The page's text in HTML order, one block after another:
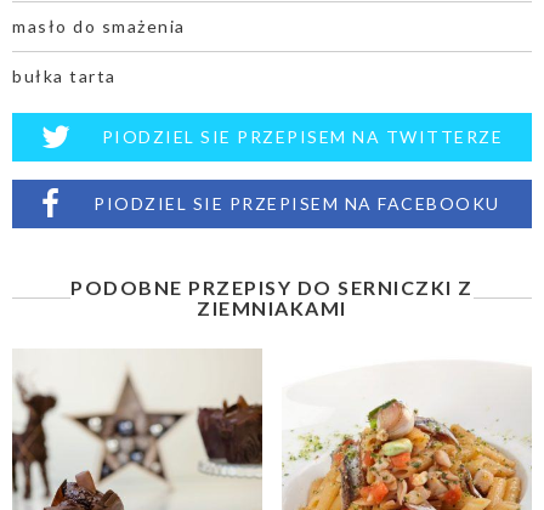
masło do smażenia
bułka tarta
PIODZIEL SIE PRZEPISEM NA TWITTERZE
PIODZIEL SIE PRZEPISEM NA FACEBOOKU
PODOBNE PRZEPISY DO SERNICZKI Z
ZIEMNIAKAMI